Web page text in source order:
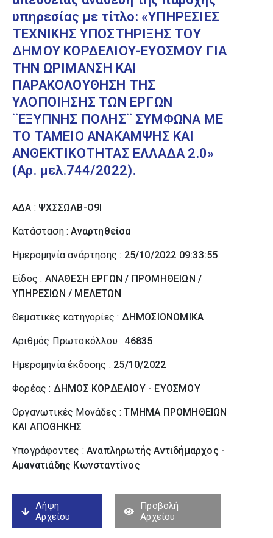
υπηρεσίας με τίτλο: «ΥΠΗΡΕΣΙΕΣ
ΤΕΧΝΙΚΗΣ ΥΠΟΣΤΗΡΙΞΗΣ ΤΟΥ
ΔΗΜΟΥ ΚΟΡΔΕΛΙΟΥ-ΕΥΟΣΜΟΥ ΓΙΑ
ΤΗΝ ΩΡΙΜΑΝΣΗ ΚΑΙ
ΠΑΡΑΚΟΛΟΥΘΗΣΗ ΤΗΣ
ΥΛΟΠΟΙΗΣΗΣ ΤΩΝ ΕΡΓΩΝ
¨ΕΞΥΠΝΗΣ ΠΟΛΗΣ¨ ΣΥΜΦΩΝΑ ΜΕ
ΤΟ ΤΑΜΕΙΟ ΑΝΑΚΑΜΨΗΣ ΚΑΙ
ΑΝΘΕΚΤΙΚΟΤΗΤΑΣ ΕΛΛΑΔΑ 2.0»
(Αρ. μελ.744/2022).
ΑΔΑ : ΨΧΣΣΩΛΒ-Ο9Ι
Κατάσταση :Αναρτηθείσα
Ημερομηνία ανάρτησης : 25/10/2022 09:33:55
Είδος : ΑΝΑΘΕΣΗ ΕΡΓΩΝ / ΠΡΟΜΗΘΕΙΩΝ /
ΥΠΗΡΕΣΙΩΝ / ΜΕΛΕΤΩΝ
Θεματικές κατηγορίες : ΔΗΜΟΣΙΟΝΟΜΙΚΑ
Αριθμός Πρωτοκόλλου : 46835
Ημερομηνία έκδοσης : 25/10/2022
Φορέας : ΔΗΜΟΣ ΚΟΡΔΕΛΙΟΥ - ΕΥΟΣΜΟΥ
Οργανωτικές Μονάδες :ΤΜΗΜΑ ΠΡΟΜΗΘΕΙΩΝ
ΚΑΙ ΑΠΟΘΗΚΗΣ
Υπογράφοντες : Αναπληρωτής Αντιδήμαρχος -
Αμανατιάδης Κωνσταντίνος
Λήψη
Αρχείου
Προβολή
Αρχείου